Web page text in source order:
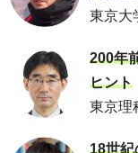
東京大
200年
ヒント
東京理
18世紀